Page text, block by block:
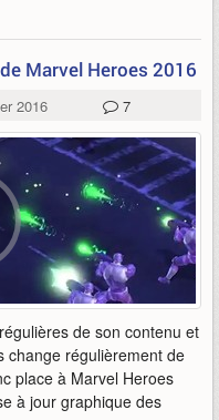
Marvel Heroes 2016
2016 7
de son contenu et
change régulièrement de
place à Marvel Heroes
à jour graphique des